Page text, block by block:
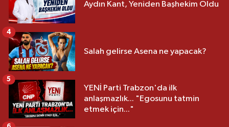
Aydın Kant, Yeniden Başhekim Oldu
Salah gelirse Asena ne yapacak?
4
YENİ Parti Trabzon'da ilk
anlaşmazlık... "Egosunu tatmin
etmek için..."
5